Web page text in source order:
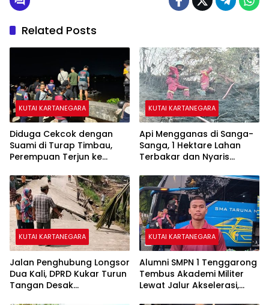
Related Posts
KUTAI KARTANEGARA
Diduga Cekcok dengan
Suami di Turap Timbau,
Perempuan Terjun ke
KUTAI KARTANEGARA
Api Mengganas di Sanga-
Sanga, 1 Hektare Lahan
Terbakar dan Nyaris
KUTAI KARTANEGARA
Jalan Penghubung Longsor
Dua Kali, DPRD Kukar Turun
Tangan Desak
KUTAI KARTANEGARA
Alumni SMPN 1 Tenggarong
Tembus Akademi Militer
Lewat Jalur Akselerasi,